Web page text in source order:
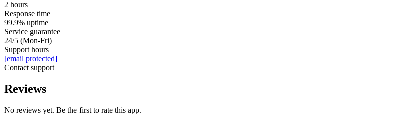
2 hours
Response time
99.9% uptime
Service guarantee
24/5 (Mon-Fri)
Support hours
[email protected]
Contact support
Reviews
No reviews yet. Be the first to rate this app.